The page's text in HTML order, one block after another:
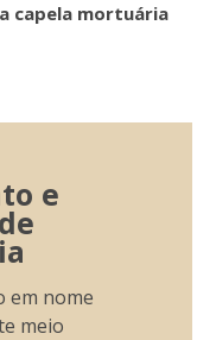
capela mortuária
e
em nome
meio